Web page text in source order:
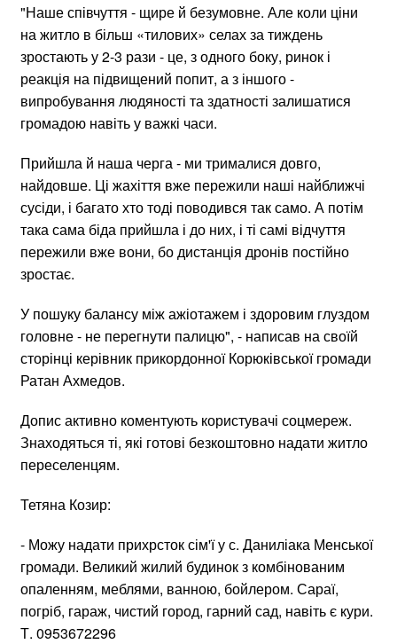
"Наше співчуття - щире й безумовне. Але коли ціни
на житло в більш «тилових» селах за тиждень
зростають у 2-3 рази - це, з одного боку, ринок і
реакція на підвищений попит, а з іншого -
випробування людяності та здатності залишатися
громадою навіть у важкі часи.
Прийшла й наша черга - ми трималися довго,
найдовше. Ці жахіття вже пережили наші найближчі
сусіди, і багато хто тоді поводився так само. А потім
така сама біда прийшла і до них, і ті самі відчуття
пережили вже вони, бо дистанція дронів постійно
зростає.
У пошуку балансу між ажіотажем і здоровим глуздом
головне - не перегнути палицю", - написав на своїй
сторінці керівник прикордонної Корюківської громади
Ратан Ахмедов.
Допис активно коментують користувачі соцмереж.
Знаходяться ті, які готові безкоштовно надати житло
переселенцям.
Тетяна Козир:
- Можу надати прихрсток сім'ї у с. Даниліака Менської
громади. Великий жилий будинок з комбінованим
опаленням, меблями, ванною, бойлером. Сараї,
погріб, гараж, чистий город, гарний сад, навіть є кури.
Т. 0953672296